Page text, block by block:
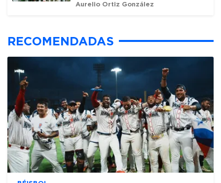
Aurelio Ortiz González
RECOMENDADAS